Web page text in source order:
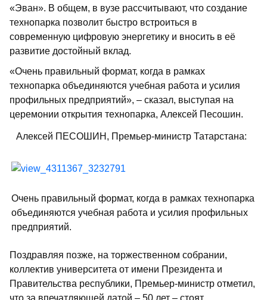
«Эван». В общем, в вузе рассчитывают, что создание
технопарка позволит быстро встроиться в
современную цифровую энергетику и вносить в её
развитие достойный вклад.
«Очень правильный формат, когда в рамках
технопарка объединяются учебная работа и усилия
профильных предприятий», – сказал, выступая на
церемонии открытия технопарка, Алексей Песошин.
Алексей ПЕСОШИН, Премьер-министр Татарстана:
Очень правильный формат, когда в рамках технопарка
объединяются учебная работа и усилия профильных
предприятий.
Поздравляя позже, на торжественном собрании,
коллектив университета от имени Президента и
Правительства республики, Премьер-министр отметил,